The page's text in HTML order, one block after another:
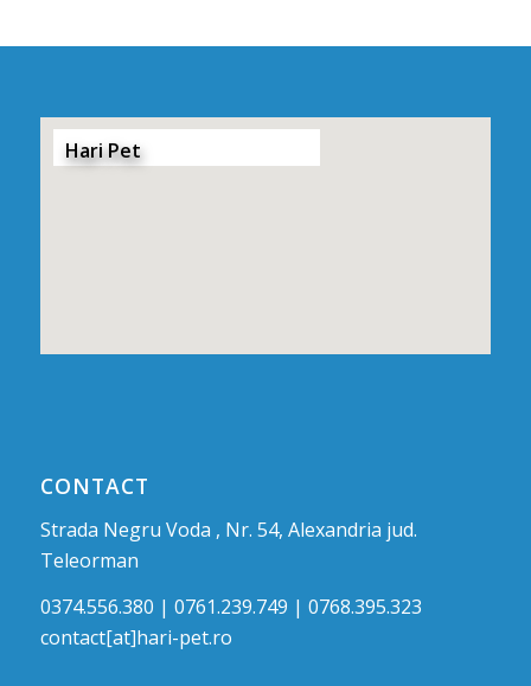
Hari Pet
CONTACT
Strada Negru Voda , Nr. 54, Alexandria jud.
Teleorman
0374.556.380 | 0761.239.749 | 0768.395.323
contact[at]hari-pet.ro